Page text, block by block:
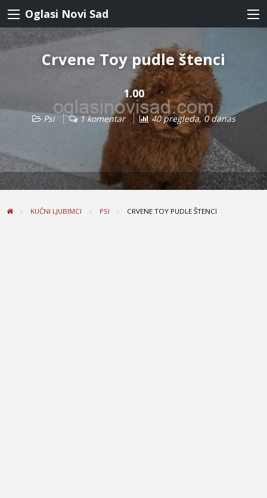
Oglasi Novi Sad
Crvene Toy pudle štenci
1.00
Psi 1 komentar 40 pregleda, 0 danas
KUĆNI LJUBIMCI PSI CRVENE TOY PUDLE ŠTENCI